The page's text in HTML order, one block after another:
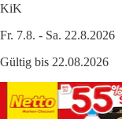
KiK
Fr. 7.8. - Sa. 22.8.2026
Gültig bis 22.08.2026